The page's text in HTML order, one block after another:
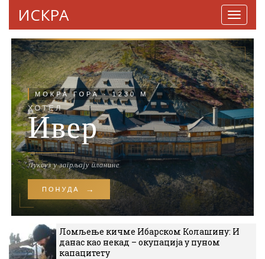
ИСКРА
Ломљење кичме Ибарском Колашину: И
данас као некад – окупација у пуном
капацитету